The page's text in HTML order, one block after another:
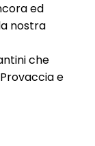
ed
nostra
che
e